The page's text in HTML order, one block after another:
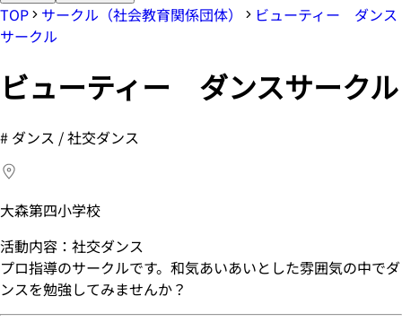
TOP サークル（社会教育関係団体）
ビューティー ダンス
サークル
ビューティー ダンスサークル
# ダンス / 社交ダンス
大森第四小学校
活動内容：社交ダンス
プロ指導のサークルです。和気あいあいとした雰囲気の中でダ
ンスを勉強してみませんか？